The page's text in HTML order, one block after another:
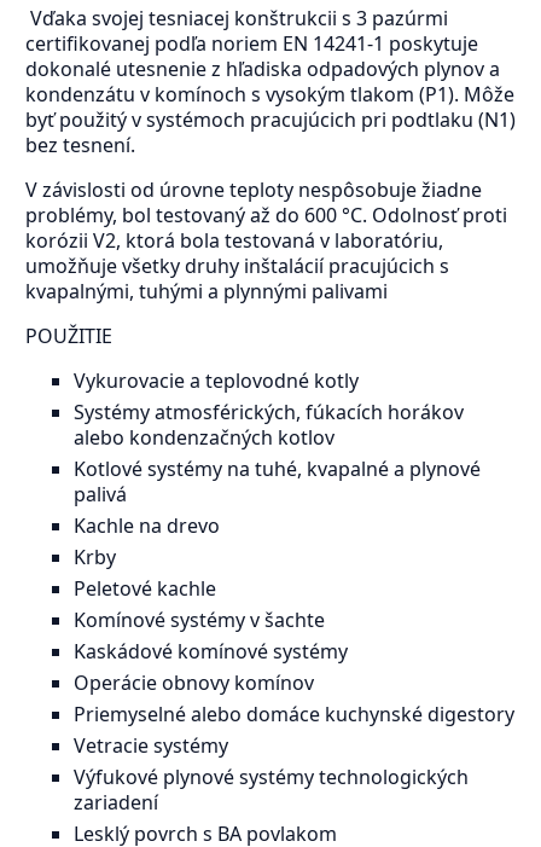
Vďaka svojej tesniacej konštrukcii s 3 pazúrmi
certifikovanej podľa noriem EN 14241-1 poskytuje
dokonalé utesnenie z hľadiska odpadových plynov a
kondenzátu v komínoch s vysokým tlakom (P1). Môže
byť použitý v systémoch pracujúcich pri podtlaku (N1)
bez tesnení.
V závislosti od úrovne teploty nespôsobuje žiadne
problémy, bol testovaný až do 600 °C. Odolnosť proti
korózii V2, ktorá bola testovaná v laboratóriu,
umožňuje všetky druhy inštalácií pracujúcich s
kvapalnými, tuhými a plynnými palivami
POUŽITIE
Vykurovacie a teplovodné kotly
Systémy atmosférických, fúkacích horákov
alebo kondenzačných kotlov
Kotlové systémy na tuhé, kvapalné a plynové
palivá
Kachle na drevo
Krby
Peletové kachle
Komínové systémy v šachte
Kaskádové komínové systémy
Operácie obnovy komínov
Priemyselné alebo domáce kuchynské digestory
Vetracie systémy
Výfukové plynové systémy technologických
zariadení
Lesklý povrch s BA povlakom